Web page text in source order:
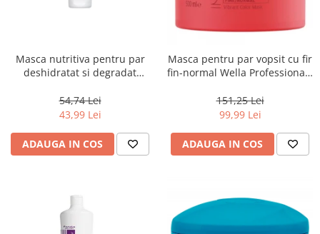
Masca nutritiva pentru par
deshidratat si degradat
Mask, 50 ml
54,74 Lei
43,99 Lei
ADAUGA IN COS
Masca pentru par vopsit cu fir
fin-normal Wella Professionals
151,25 Lei
99,99 Lei
ADAUGA IN COS